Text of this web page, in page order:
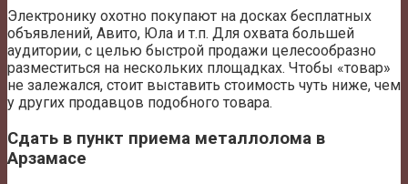
Электронику охотно покупают на досках бесплатных
объявлений, Авито, Юла и т.п. Для охвата большей
аудитории, с целью быстрой продажи целесообразно
разместиться на нескольких площадках. Чтобы «товар»
не залежался, стоит выставить стоимость чуть ниже, чем
у других продавцов подобного товара.
Сдать в пункт приема металлолома в
Арзамасе